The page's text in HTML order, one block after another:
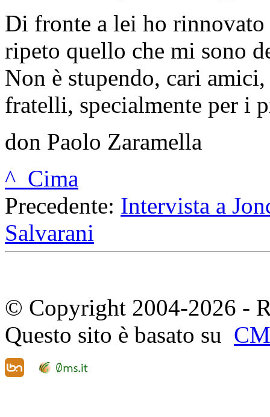
Di fronte a lei ho
ripeto quello che mi sono
Non è stupendo, cari
fratelli, specialmente per i
don Paolo Zaramella
^ Cima
Precedente: Intervista a
Salvarani
© Copyright 2004-2026 -
Questo sito è basato su